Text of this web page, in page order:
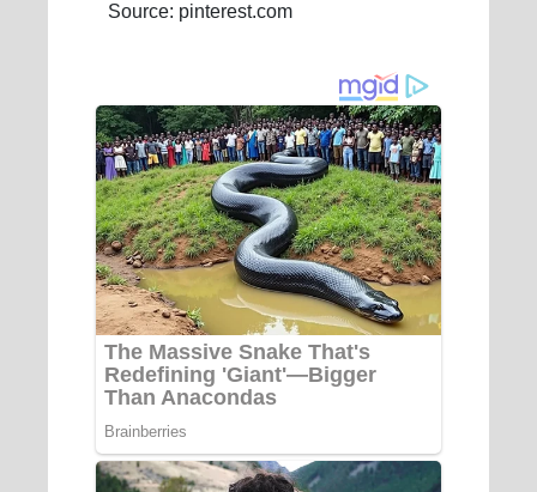
Source: pinterest.com